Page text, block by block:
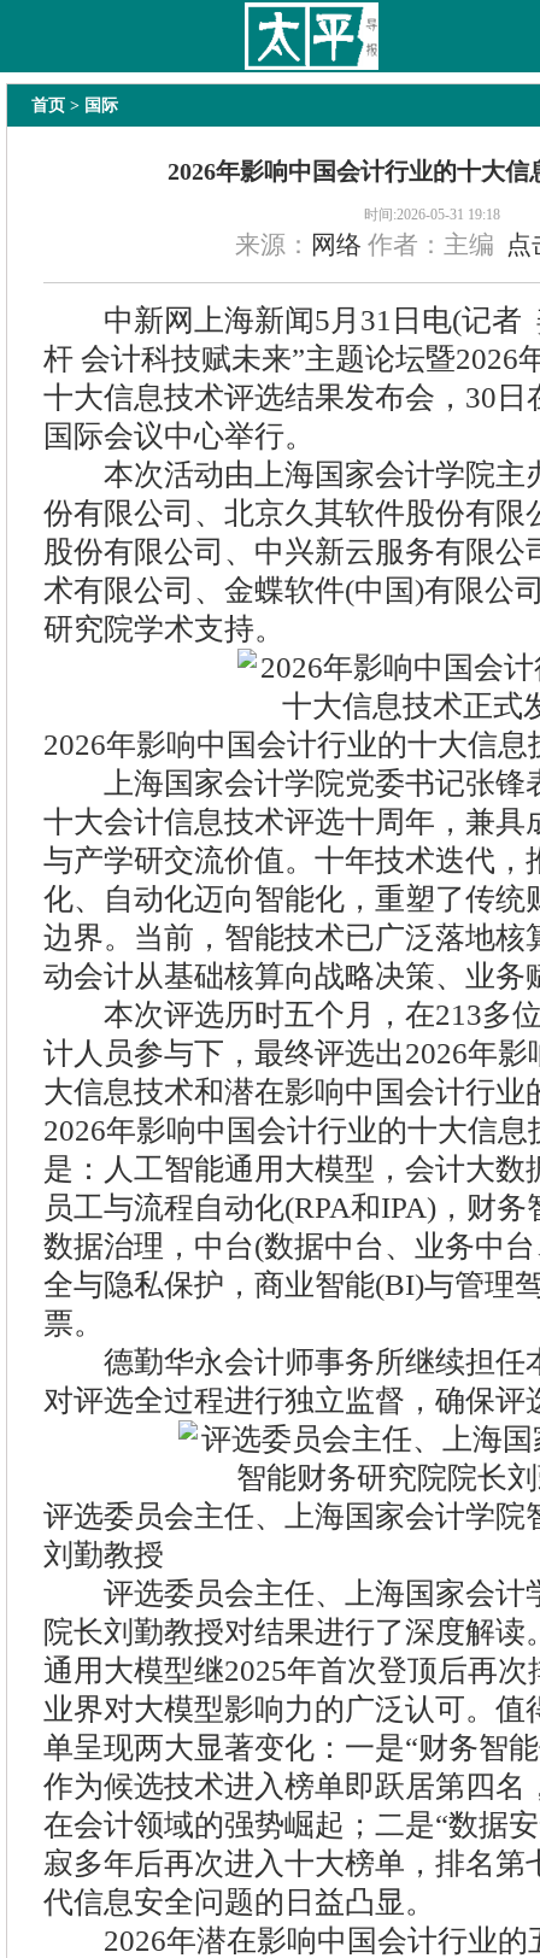
国内 国际 教育
首页 > 国际
2026年影响中国会计行业的十大信
时间:2026-05-31 19:18
来源： 网络 作者：主编 点
中新网上海新闻5月31日电(记者
杆 会计科技赋未来”主题论坛暨2026
十大信息技术评选结果发布会，30日
国际会议中心举行。
本次活动由上海国家会计学院主
份有限公司、北京久其软件股份有限
股份有限公司、中兴新云服务有限公
术有限公司、金蝶软件(中国)有限公
研究院学术支持。
2026年影响中国会计行业的十大信息
上海国家会计学院党委书记张锋
十大会计信息技术评选十周年，兼具
与产学研交流价值。十年技术迭代，
化、自动化迈向智能化，重塑了传统
边界。当前，智能技术已广泛落地核
动会计从基础核算向战略决策、业务
本次评选历时五个月，在213多位
计人员参与下，最终评选出2026年
大信息技术和潜在影响中国会计行业
2026年影响中国会计行业的十大信
是：人工智能通用大模型，会计大数
员工与流程自动化(RPA和IPA)，财
数据治理，中台(数据中台、业务中
全与隐私保护，商业智能(BI)与管理
票。
德勤华永会计师事务所继续担任
对评选全过程进行独立监督，确保评
评选委员会主任、上海国家会计学院
刘勤教授
评选委员会主任、上海国家会计
院长刘勤教授对结果进行了深度解读
通用大模型继2025年首次登顶后再
业界对大模型影响力的广泛认可。值
单呈现两大显著变化：一是“财务智
作为候选技术进入榜单即跃居第四名
在会计领域的强势崛起；二是“数据
寂多年后再次进入十大榜单，排名第
代信息安全问题的日益凸显。
2026年潜在影响中国会计行业的